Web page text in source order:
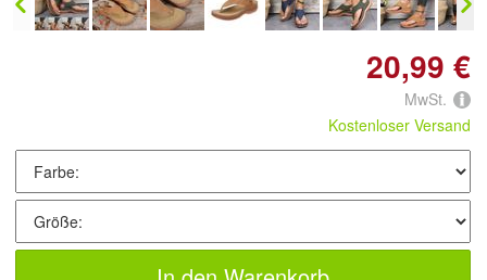
20,99 €
MwSt.
Kostenloser Versand